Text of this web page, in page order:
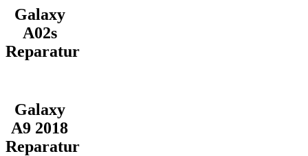
Galaxy
A02s
Reparatur
Galaxy
A9 2018
Reparatur